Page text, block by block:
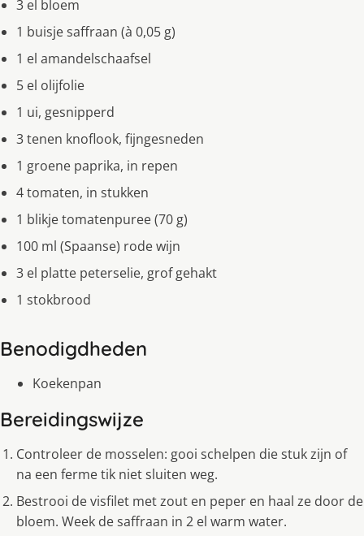
3 el bloem
1 buisje saffraan (à 0,05 g)
1 el amandelschaafsel
5 el olijfolie
1 ui, gesnipperd
3 tenen knoflook, fijngesneden
1 groene paprika, in repen
4 tomaten, in stukken
1 blikje tomatenpuree (70 g)
100 ml (Spaanse) rode wijn
3 el platte peterselie, grof gehakt
1 stokbrood
Benodigdheden
Koekenpan
Bereidingswijze
Controleer de mosselen: gooi schelpen die stuk zijn of
na een ferme tik niet sluiten weg.
Bestrooi de visfilet met zout en peper en haal ze door de
bloem. Week de saffraan in 2 el warm water.